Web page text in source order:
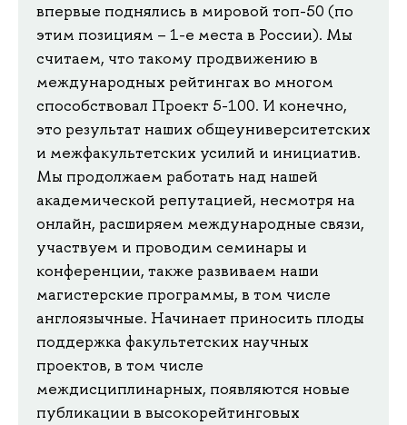
впервые поднялись в мировой топ-50 (по
этим позициям – 1-е места в России). Мы
считаем, что такому продвижению в
международных рейтингах во многом
способствовал Проект 5-100. И конечно,
это результат наших общеуниверситетских
и межфакультетских усилий и инициатив.
Мы продолжаем работать над нашей
академической репутацией, несмотря на
онлайн, расширяем международные связи,
участвуем и проводим семинары и
конференции, также развиваем наши
магистерские программы, в том числе
англоязычные. Начинает приносить плоды
поддержка факультетских научных
проектов, в том числе
междисциплинарных, появляются новые
публикации в высокорейтинговых